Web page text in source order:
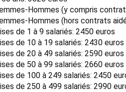
Hommes (y compris
Hommes (hors contrats
de 1 à 9 salariés: 2450 euros
de 10 à 19 salariés: 2430 euros
de 20 à 49 salariés: 2590 euros
de 50 à 99 salariés: 2660 euros
de 100 à 249 salariés: 2450
de 250 à 499 salariés: 2990